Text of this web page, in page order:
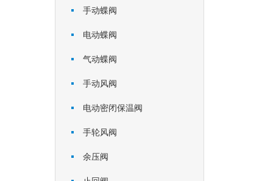
手动蝶阀
电动蝶阀
气动蝶阀
手动风阀
电动密闭保温阀
手轮风阀
余压阀